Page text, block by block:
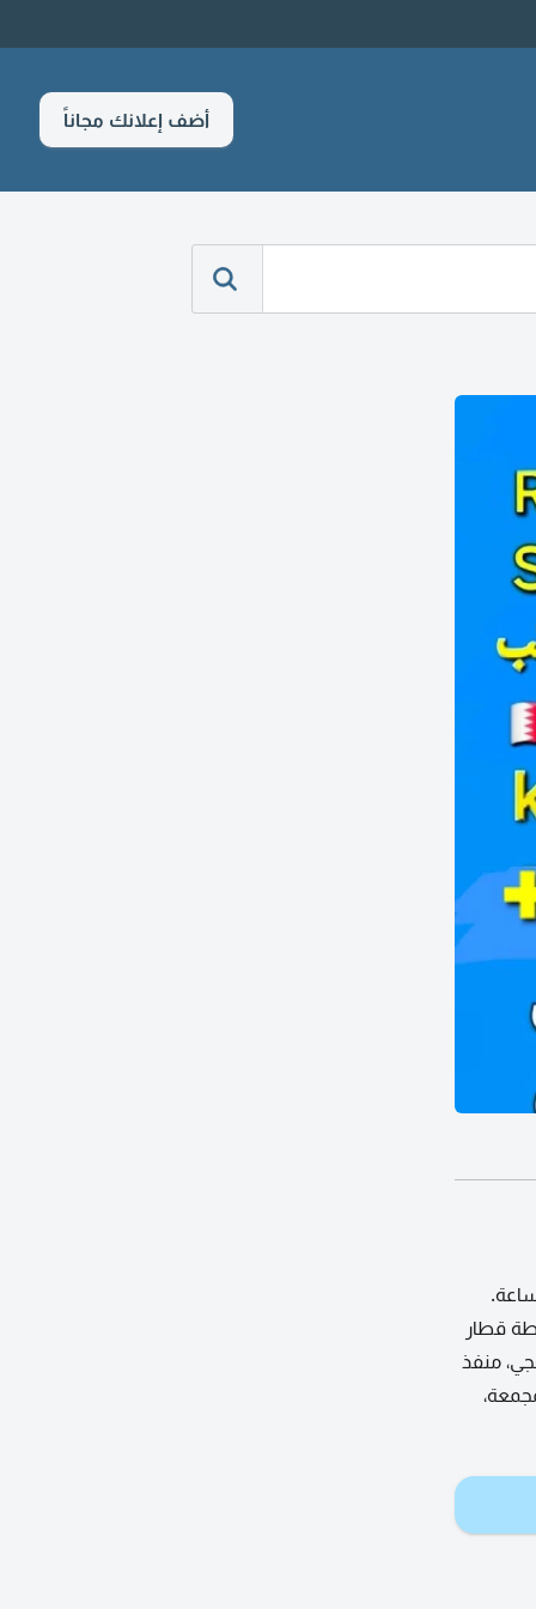
أضف إعلانك مجاناً
قطار
منفذ